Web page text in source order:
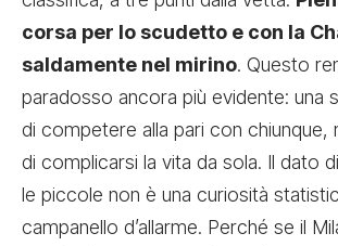
corsa per lo scudetto e con la
saldamente nel mirino. Questo
paradosso ancora più evidente: una
di competere alla pari con chiunque,
di complicarsi la vita da sola. Il dato
le piccole non è una curiosità
campanello d’allarme. Perché se il